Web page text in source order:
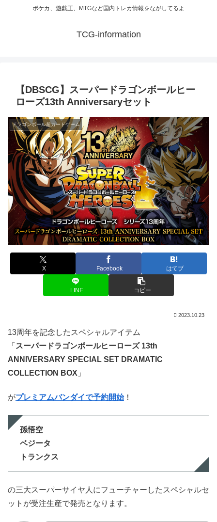
ポケカ、遊戯王、MTGなど国内トレカ情報をながしてるよ
TCG-information
【DBSCG】スーパードラゴンボールヒー
ローズ13th Anniversaryセット
ドラゴンボール超カードゲーム
X Facebook はてブ
LINE コピー
2023.10.23
13周年を記念したスペシャルアイテム
「 スーパードラゴンボールヒーローズ 13th
ANNIVERSARY SPECIAL SET DRAMATIC
COLLECTION BOX 」
がプレミアムバンダイで予約開始！
孫悟空
ベジータ
トランクス
の三大スーパーサイヤ人にフューチャーしたスペシャルセ
ットが受注生産で発売となります。